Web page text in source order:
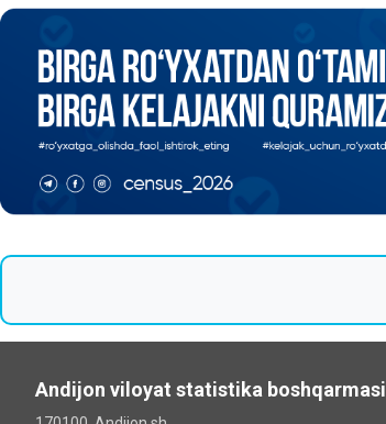
Andijon viloyat statistika boshqarmasi